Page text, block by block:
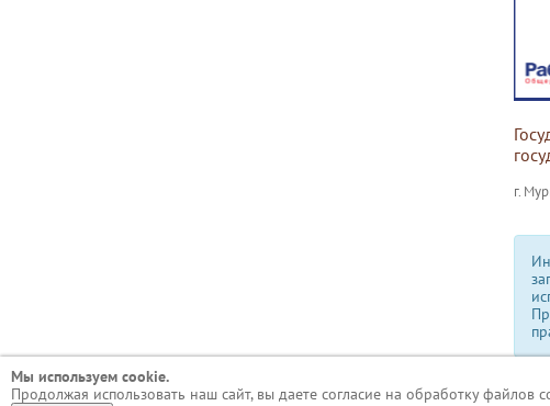
г.
Мы используем сookie.
Продолжая использовать наш сайт, вы даете согласие на обработку файлов